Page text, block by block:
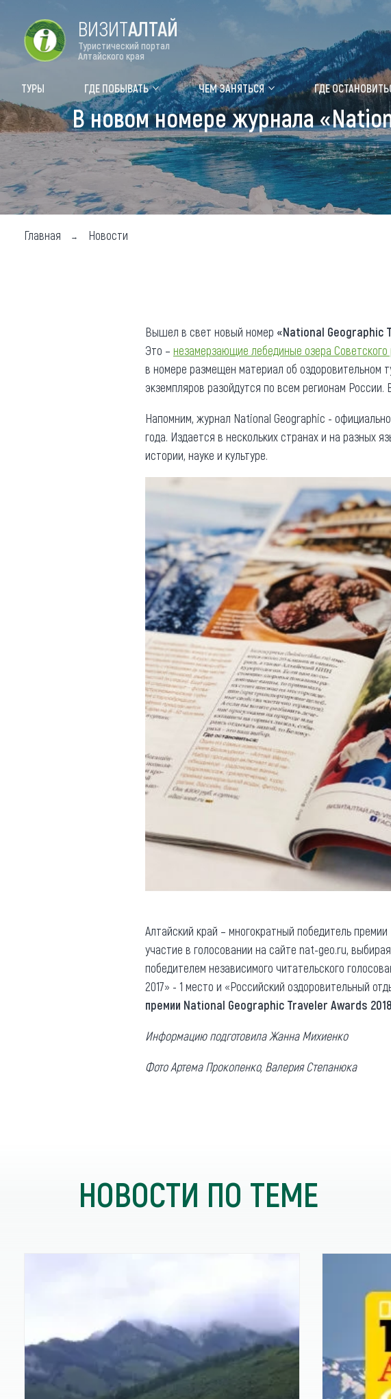
Цветение
Туры Где побывать
Объекты природы
Объекты истории и
Объекты развлечений
Карта
Новости
Что привезти
Другие рубрики
Реестр туроператоров
Реестр туристических
агентств Алтайского края
Обращения граждан
Противодействие коррупции
ВИЗИТАЛТАЙ
Туристический портал
Алтайского края
ТУРЫ ГДЕ ПОБЫВАТЬ ЧЕМ ЗАНЯТЬСЯ ГДЕ
В новом номере журнала
Главная Новости
Вышел в свет новый номер «National Geographic
Это – незамерзающие лебединые озера Советского
в номере размещен материал об оздоровительном
экземпляров разойдутся по всем регионам
Напомним, журнал National Geographic -
года. Издается в нескольких странах и на разных
истории, науке и культуре.
Алтайский край – многократный победитель
участие в голосовании на сайте nat-geo.ru,
победителем независимого читательского
2017» - 1 место и «Российский оздоровительный
премии National Geographic Traveler Awards
Информацию подготовила Жанна Михиенко
Фото Артема Прокопенко, Валерия Степанюка
НОВОСТИ ПО ТЕМЕ